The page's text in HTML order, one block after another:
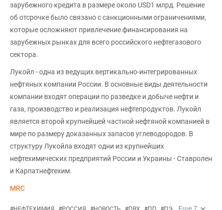
зарубежного кредита в размере около USD1 млрд. Решение
об отсрочке было связано с санкционными ограничениями,
которые осложняют привлечение финансирования на
зарубежных рынках для всего российского нефтегазового
сектора.
Лукойл - одна из ведущих вертикально-интегрированных
нефтяных компании России. В основные виды деятельности
компании входят операции по разведке и добыче нефти и
газа, производство и реализация нефтепродуктов. Лукойл
является второй крупнейшей частной нефтяной компанией в
мире по размеру доказанных запасов углеводородов. В
структуру Лукойла входят одни из крупнейших
нефтехимических предприятий России и Украины - Ставролен
и Карпатнефтехим.
MRC